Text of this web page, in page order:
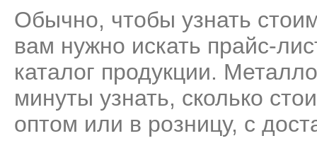
Обычно, чтобы узнать
вам нужно искать прайс-
каталог продукции.
минуты узнать, сколько
оптом или в розницу, с